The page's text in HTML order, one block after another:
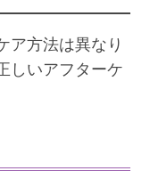
ア方法は異なり
しいアフターケ